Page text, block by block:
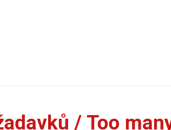
/ Too